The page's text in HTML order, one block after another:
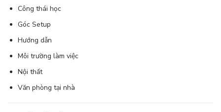
Công thái học
Góc Setup
Hướng dẫn
Môi trường làm việc
Nội thất
Văn phòng tại nhà